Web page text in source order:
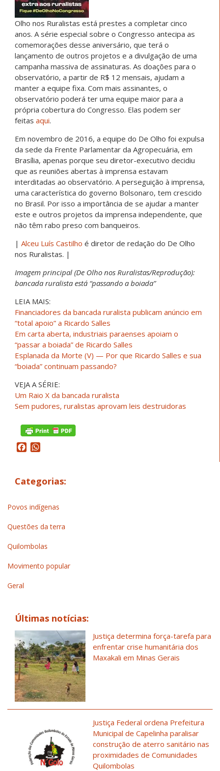
Olho nos Ruralistas está prestes a completar cinco
anos. A série especial sobre o Congresso antecipa as
comemorações desse aniversário, que terá o
lançamento de outros projetos e a divulgação de uma
campanha massiva de assinaturas. As doações para o
observatório, a partir de R$ 12 mensais, ajudam a
manter a equipe fixa. Com mais assinantes, o
observatório poderá ter uma equipe maior para a
própria cobertura do Congresso. Elas podem ser
feitas aqui.
Em novembro de 2016, a equipe do De Olho foi expulsa
da sede da Frente Parlamentar da Agropecuária, em
Brasília, apenas porque seu diretor-executivo decidiu
que as reuniões abertas à imprensa estavam
interditadas ao observatório. A perseguição à imprensa,
uma característica do governo Bolsonaro, tem crescido
no Brasil. Por isso a importância de se ajudar a manter
este e outros projetos da imprensa independente, que
não têm rabo preso com banqueiros.
| Alceu Luís Castilho é diretor de redação do De Olho
nos Ruralistas. |
Imagem principal (De Olho nos Ruralistas/Reprodução):
bancada ruralista está “passando a boiada”
LEIA MAIS:
Financiadores da bancada ruralista publicam anúncio em
“total apoio” a Ricardo Salles
Em carta aberta, industriais paraenses apoiam o
“passar a boiada” de Ricardo Salles
Esplanada da Morte (V) — Por que Ricardo Salles e sua
“boiada” continuam passando?
VEJA A SÉRIE:
Um Raio X da bancada ruralista
Sem pudores, ruralistas aprovam leis destruidoras
Facebook
Categorias:
Povos indígenas
Questões da terra
Quilombolas
Movimento popular
Geral
Últimas notícias:
Justiça determina força-tarefa para
enfrentar crise humanitária dos
Maxakali em Minas Gerais
Justiça Federal ordena Prefeitura
Municipal de Capelinha paralisar
construção de aterro sanitário nas
proximidades de Comunidades
Quilombolas